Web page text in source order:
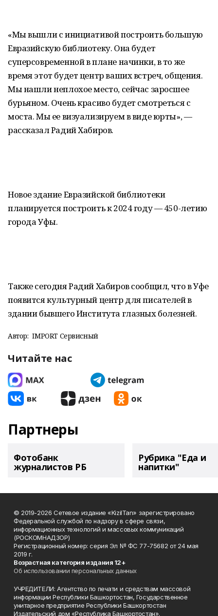
«Мы вышли с инициативой построить большую
Евразийскую библиотеку. Она будет
суперсовременной в плане начинки, в то же
время этот будет центр ваших встреч, общения.
Мы нашли неплохое место, сейчас заросшее
бурьяном. Очень красиво будет смотреться с
моста. Мы ее визуализируем в виде юрты», —
рассказал Радий Хабиров.
Новое здание Евразийской библиотеки
планируется построить к 2024 году — 450-летию
города Уфы.
Также сегодня Радий Хабиров сообщил, что в Уфе
появится культурный центр для писателей в
здании бывшего Института глазных болезней.
Автор: IMPORT Сервисный
Читайте нас
Партнеры
Фотобанк
журналистов РБ
Рубрика "Еда и
напитки"
© 2019-2026 Сетевое издание «KizilTan» зарегистрировано
Федеральной службой по надзору в сфере связи,
информационных технологий и массовых коммуникаций
(РОСКОМНАДЗОР)
Регистрационный номер: серия Эл № ФС 77-75682 от 24 мая
2019 г.
Возрастная категория издания 12+
Об использовании персональных данных
УЧРЕДИТЕЛИ: Агентство по печати и средствам массовой
информации Республики Башкортостан, Государственное
унитарное предприятие Республики Башкортостан
Издательский дом «Республика Башкортостан».